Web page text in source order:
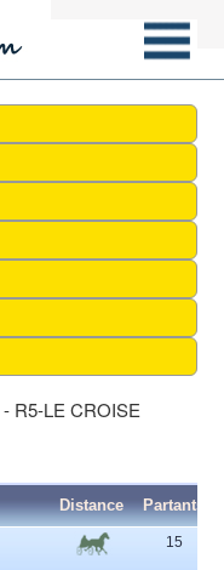
- R5-LE CROISE
Distance Partants
15